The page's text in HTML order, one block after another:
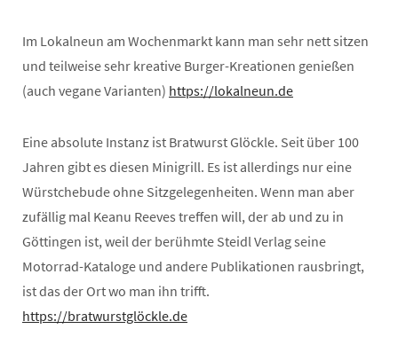
Im Lokalneun am Wochenmarkt kann man sehr nett sitzen
und teilweise sehr kreative Burger-Kreationen genießen
(auch vegane Varianten) https://lokalneun.de
Eine absolute Instanz ist Bratwurst Glöckle. Seit über 100
Jahren gibt es diesen Minigrill. Es ist allerdings nur eine
Würstchebude ohne Sitzgelegenheiten. Wenn man aber
zufällig mal Keanu Reeves treffen will, der ab und zu in
Göttingen ist, weil der berühmte Steidl Verlag seine
Motorrad-Kataloge und andere Publikationen rausbringt,
ist das der Ort wo man ihn trifft.
https://bratwurstglöckle.de